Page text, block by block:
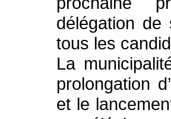
délégation de
tous les
La
prolongation
et le